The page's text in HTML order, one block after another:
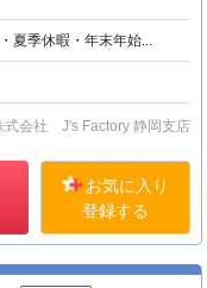
夏季休暇・年末年始...
式会社 J's Factory 静岡支店
お気に入り
登録する